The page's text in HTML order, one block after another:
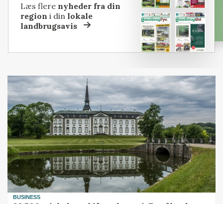
Læs flere nyheder fra din
region i dinlokale
landbrugsavis
BUSINESS